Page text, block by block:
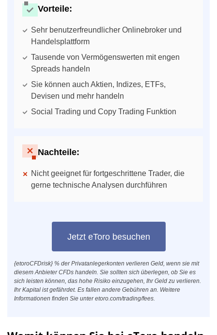
Vorteile:
Sehr benutzerfreundlicher Onlinebroker und
Handelsplattform
Tausende von Vermögenswerten mit engen
Spreads handeln
Sie können auch Aktien, Indizes, ETFs,
Devisen und mehr handeln
Social Trading und Copy Trading Funktion
Nachteile:
Nicht geeignet für fortgeschrittene Trader, die
gerne technische Analysen durchführen
Jetzt eToro besuchen
{etoroCFDrisk} % der Privatanlegerkonten verlieren Geld, wenn sie mit
diesem Anbieter CFDs handeln. Sie sollten sich überlegen, ob Sie es
sich leisten können, das hohe Risiko einzugehen, Ihr Geld zu verlieren.
Ihr Kapital ist gefährdet. Es fallen andere Gebühren an. Weitere
Informationen finden Sie unter etoro.com/trading/fees.